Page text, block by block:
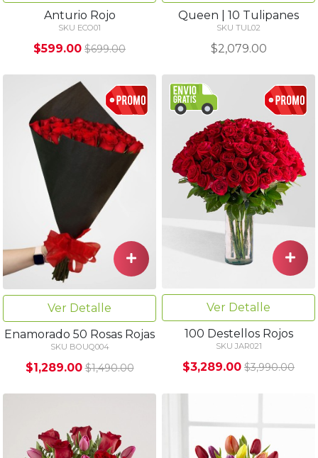
Anturio Rojo
SKU ECO01
$599.00 $699.00
Queen | 10 Tulipanes
SKU TUL02
$2,079.00
Ver Detalle
Enamorado 50 Rosas Rojas
SKU BOUQ004
$1,289.00 $1,490.00
Ver Detalle
100 Destellos Rojos
SKU JAR021
$3,289.00 $3,990.00